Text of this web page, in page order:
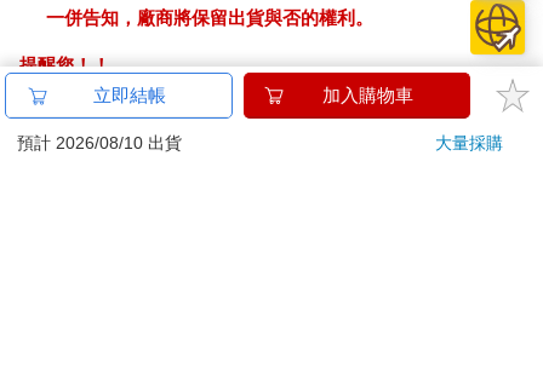
一併告知，廠商將保留出貨與否的權利。
提醒您！！
金石堂及銀行均不會請您操作ATM! 如接獲電話要求您前往
ATM提款機，請不要聽從指示，以免受騙上當！
立即結帳 加入購物車
預計 2026/08/10 出貨 大量採購